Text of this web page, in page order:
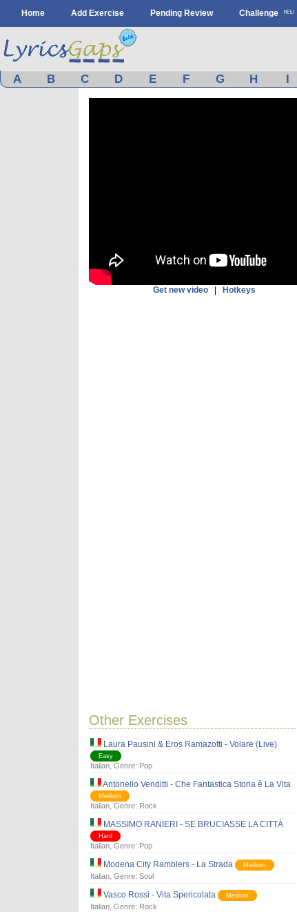
Home Add Exercise Pending Review Challenge
A B C D E F G H I
Get new video Hotkeys
Other Exercises
Laura Pausini & Eros Ramazotti - Volare (Live)
Easy
Italian, Genre: Pop
Antonello Venditti - Che Fantastica Storia è La Vita
Medium
Italian, Genre: Rock
MASSIMO RANIERI - SE BRUCIASSE LA CITTÀ
Hard
Italian, Genre: Pop
Modena City Ramblers - La Strada Medium
Italian, Genre: Soul
Vasco Rossi - Vita Spericolata Medium
Italian, Genre: Rock